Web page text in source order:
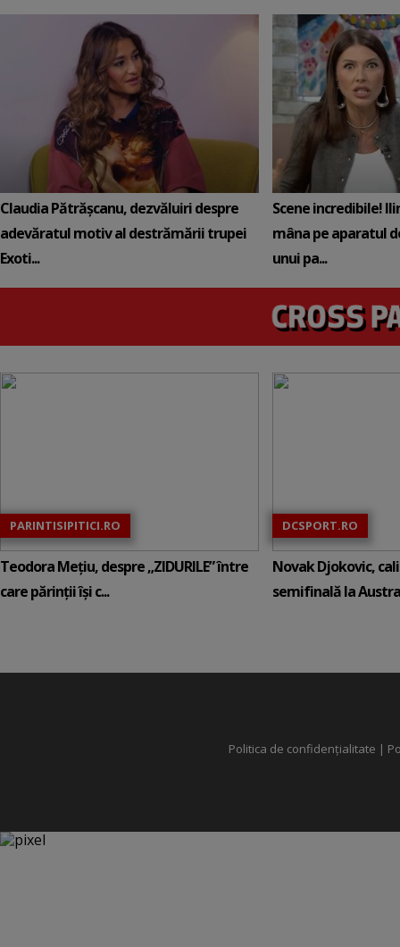
Claudia Pătrășcanu, dezvăluiri despre
adevăratul motiv al destrămării trupei
Exoti...
Scene incredibile!
mâna pe aparatul
unui pa...
PARINTISIPITICI.RO
Teodora Mețiu, despre „ZIDURILE” între
care părinții își c...
DCSPORT.RO
Novak Djokovic,
semifinală la
Politica de confidențialitate |